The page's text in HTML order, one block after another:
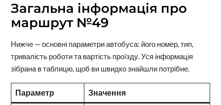
Загальна інформація про
маршрут №49
Нижче — основні параметри автобуса: його номер, тип,
тривалість роботи та вартість проїзду. Уся інформація
зібрана в таблицю, щоб ви швидко знайшли потрібне.
Параметр Значення